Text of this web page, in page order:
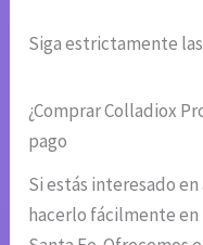
Siga estrictamente
¿Comprar Colladiox
pago
Si estás interesado
hacerlo fácilmente en